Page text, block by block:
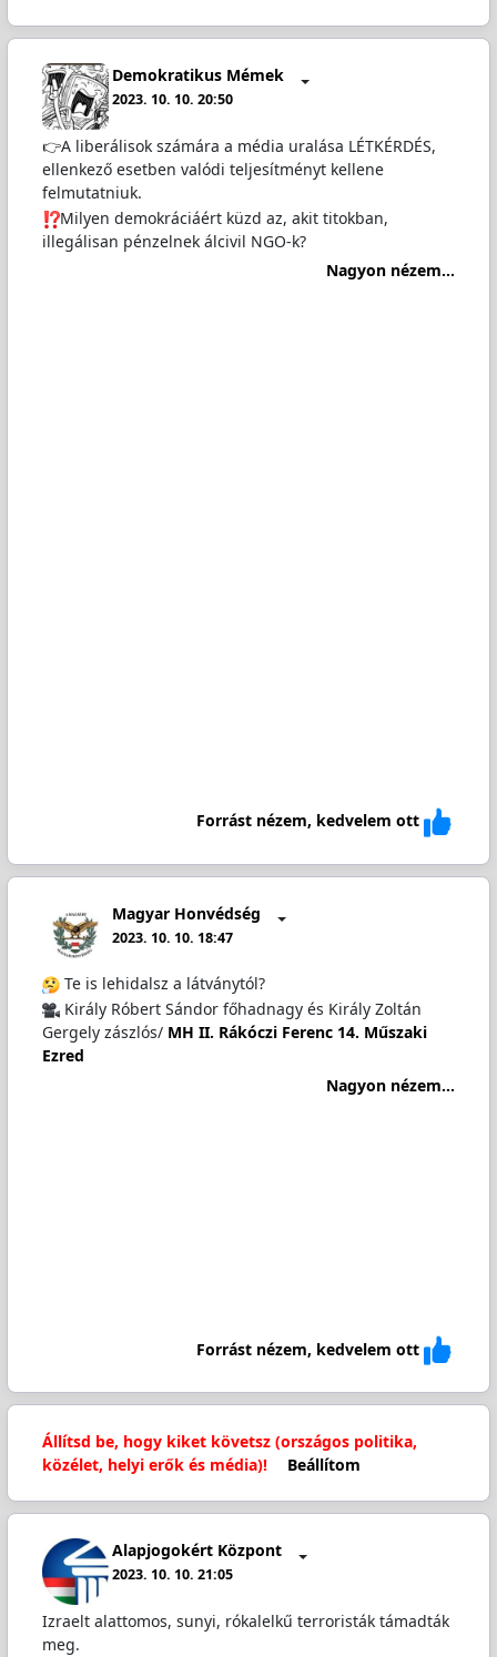
Demokratikus Mémek
2023. 10. 10. 20:50
👉A liberálisok számára a média uralása LÉTKÉRDÉS,
ellenkező esetben valódi teljesítményt kellene
felmutatniuk.
️Milyen demokráciáért küzd az, akit titokban,
illegálisan pénzelnek álcivil NGO-k?
Nagyon nézem...
Forrást nézem, kedvelem ott
Magyar Honvédség
2023. 10. 10. 18:47
Te is lehidalsz a látványtól?
Király Róbert Sándor főhadnagy és Király Zoltán
Gergely zászlós/ MH II. Rákóczi Ferenc 14. Műszaki
Ezred
Nagyon nézem...
Forrást nézem, kedvelem ott
Állítsd be, hogy kiket követsz (országos politika,
közélet, helyi erők és média)!
Beállítom
Alapjogokért Központ
2023. 10. 10. 21:05
Izraelt alattomos, sunyi, rókalelkű terroristák támadták
meg.